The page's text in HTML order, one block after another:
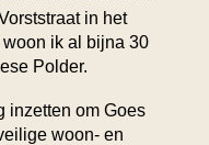
in het
ik al bijna 30
Polder.
inzetten om Goes
woon- en